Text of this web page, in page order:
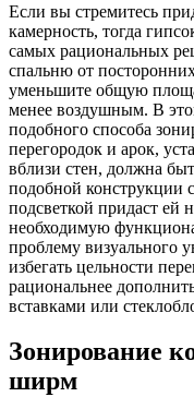
Если вы стремитесь
камерность, тогда
самых рациональных
спальню от
уменьшите общую
менее воздушным. В
подобного способа
перегородок и арок,
вблизи стен, должна
подобной
подсветкой придаст ей
необходимую
проблему визуального
избегать цельности
рациональнее
вставками или
Зонирование
ширм